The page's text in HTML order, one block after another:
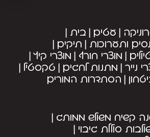
עטים בית
ותערוכות תיקים
מוצרי חורף מוצרי קיץ
נייר מתנות לחגים טקסטיל
הסתדרות המורים
קשיח משולש ממותג
סוללת גיבוי